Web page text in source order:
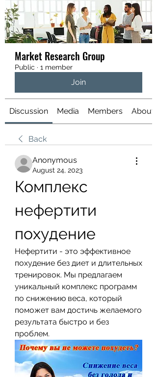
Market Research Group
Public · 1 member
Join
Discussion Media Members About
Back
Anonymous
August 24, 2023
Комплекс
нефертити
похудение
Нефертити - это эффективное
похудение без диет и длительных
тренировок. Мы предлагаем
уникальный комплекс программ
по снижению веса, который
поможет вам достичь желаемого
результата быстро и без
проблем.